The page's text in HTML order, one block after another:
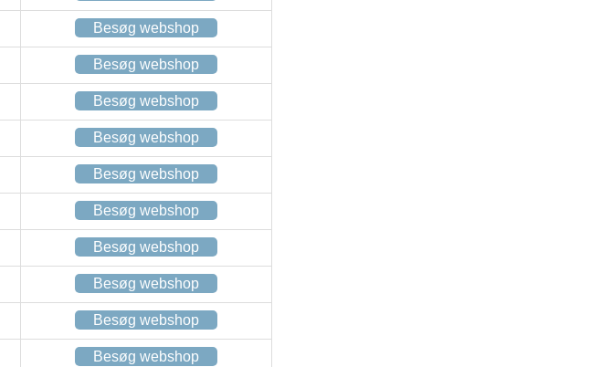
Besøg webshop
Besøg webshop
Besøg webshop
Besøg webshop
Besøg webshop
Besøg webshop
Besøg webshop
Besøg webshop
Besøg webshop
Besøg webshop